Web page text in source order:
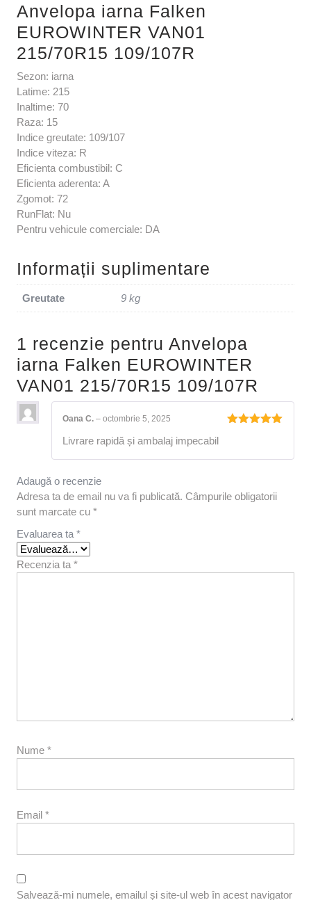
Anvelopa iarna Falken
EUROWINTER VAN01
215/70R15 109/107R
Sezon: iarna
Latime: 215
Inaltime: 70
Raza: 15
Indice greutate: 109/107
Indice viteza: R
Eficienta combustibil: C
Eficienta aderenta: A
Zgomot: 72
RunFlat: Nu
Pentru vehicule comerciale: DA
Informații suplimentare
Greutate 9 kg
1 recenzie pentru Anvelopa
iarna Falken EUROWINTER
VAN01 215/70R15 109/107R
Oana C. – octombrie 5, 2025
Livrare rapidă și ambalaj impecabil
Adaugă o recenzie
Adresa ta de email nu va fi publicată. Câmpurile obligatorii
sunt marcate cu *
Evaluarea ta *
Recenzia ta *
Nume *
Email *
Salvează-mi numele, emailul și site-ul web în acest navigator